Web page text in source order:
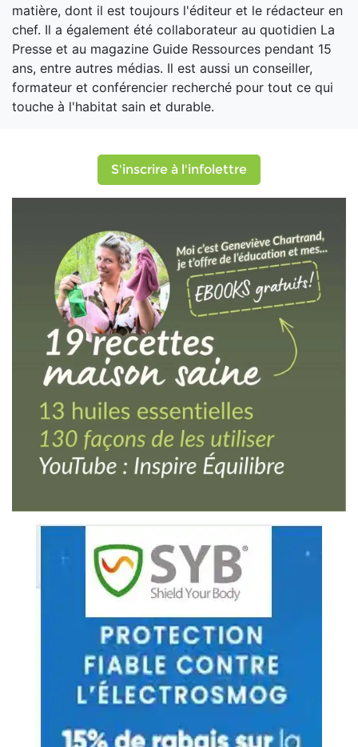
matière, dont il est toujours l'éditeur et le rédacteur en
chef. Il a également été collaborateur au quotidien La
Presse et au magazine Guide Ressources pendant 15
ans, entre autres médias. Il est aussi un conseiller,
formateur et conférencier recherché pour tout ce qui
touche à l'habitat sain et durable.
S'inscrire à l'infolettre